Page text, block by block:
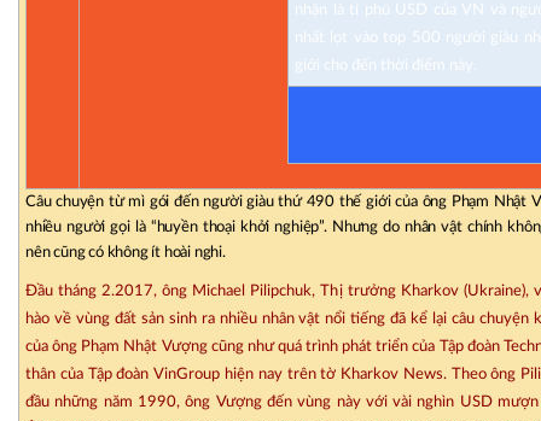
nhận là tỉ phú USD của VN và
nhất lọt vào top 500 người giàu
giới cho đến thời điểm này.
Câu chuyện từ mì gói đến người giàu thứ 490 thế giới của ông Phạm Nhật
nhiều người gọi là “huyền thoại khởi nghiệp”. Nhưng do nhân vật chính
nên cũng có không ít hoài nghi.
Đầu tháng 2.2017, ông Michael Pilipchuk, Thị trưởng Kharkov (Ukraine),
hào về vùng đất sản sinh ra nhiều nhân vật nổi tiếng đã kể lại câu chuyện
của ông Phạm Nhật Vượng cũng như quá trình phát triển của Tập đoàn
thân của Tập đoàn VinGroup hiện nay trên tờ Kharkov News. Theo ông
đầu những năm 1990, ông Vượng đến vùng này với vài nghìn USD